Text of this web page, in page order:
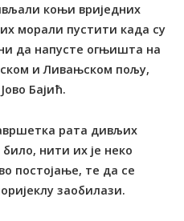
коњи вриједних
морали пустити када су
да напусте огњишта на
и Ливањском пољу,
Бајић.
рата дивљих
нити их је неко
постојање, те да се
заобилази.